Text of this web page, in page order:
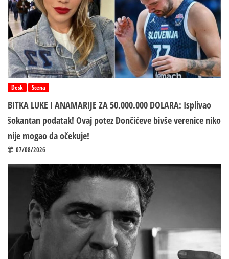
Desk Scena
BITKA LUKE I ANAMARIJE ZA 50.000.000 DOLARA: Isplivao
šokantan podatak! Ovaj potez Dončićeve bivše verenice niko
nije mogao da očekuje!
07/08/2026